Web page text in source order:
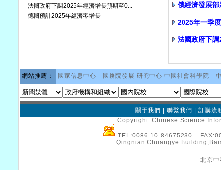
法國政府下調2025年經濟增長預期至0...
德國預計2025年經濟零增長
俄經濟發展
2025年一季
法國政府下
網站推薦： 國家信息中心 國務院發展 研究中心 中國社會科學院
關于我們 聯繫我們
訂購流
Copyright: Chinese Science
TEL:0086-10-84675230
Qingnian Chuangye
北京中